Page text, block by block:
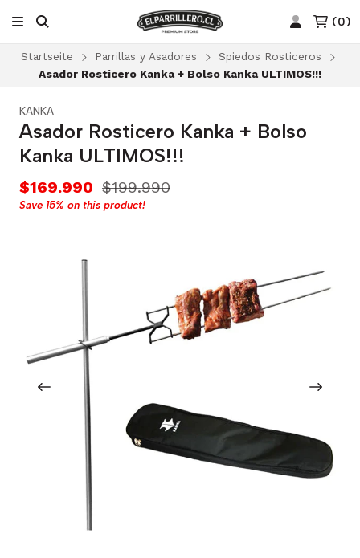
(0)
Startseite Parrillas y Asadores
Spiedos Rosticeros
Asador Rosticero Kanka + Bolso Kanka ULTIMOS!!!
KANKA
Asador Rosticero Kanka + Bolso
Kanka ULTIMOS!!!
$169.990 $199.990
Save 15% on this product!